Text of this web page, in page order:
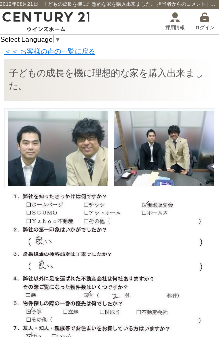
採用情報 ログイン
Select Language ▼
＜＜ お客様の声の一覧に戻る
子どもの成長を機に理想的な家を購入出来まし
た。